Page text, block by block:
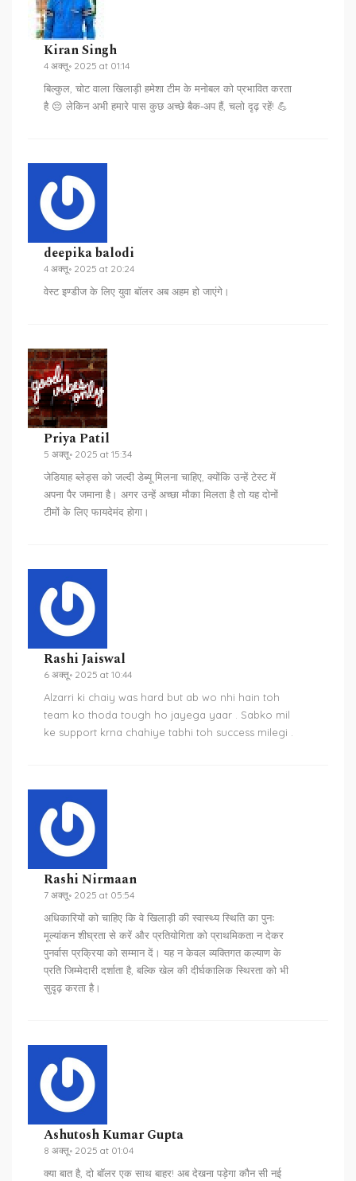
Kiran Singh
4 अक्तू॰ 2025 at 01:14
बिल्कुल, चोट वाला खिलाड़ी हमेशा टीम के मनोबल को प्रभावित करता
है 😔 लेकिन अभी हमारे पास कुछ अच्छे बैक‑अप हैं, चलो दृढ़ रहें! 💪
deepika balodi
4 अक्तू॰ 2025 at 20:24
वेस्ट इण्डीज के लिए युवा बॉलर अब अहम हो जाएंगे।
Priya Patil
5 अक्तू॰ 2025 at 15:34
जेडियाह ब्लेड्स को जल्दी डेब्यू मिलना चाहिए, क्योंकि उन्हें टेस्ट में
अपना पैर जमाना है। अगर उन्हें अच्छा मौका मिलता है तो यह दोनों
टीमों के लिए फायदेमंद होगा।
Rashi Jaiswal
6 अक्तू॰ 2025 at 10:44
Alzarri ki chaiy was hard but ab wo nhi hain toh
team ko thoda tough ho jayega yaar . Sabko mil
ke support krna chahiye tabhi toh success milegi .
Rashi Nirmaan
7 अक्तू॰ 2025 at 05:54
अधिकारियों को चाहिए कि वे खिलाड़ी की स्वास्थ्य स्थिति का पुनः
मूल्यांकन शीघ्रता से करें और प्रतियोगिता को प्राथमिकता न देकर
पुनर्वास प्रक्रिया को सम्मान दें। यह न केवल व्यक्तिगत कल्याण के
प्रति जिम्मेदारी दर्शाता है, बल्कि खेल की दीर्घकालिक स्थिरता को भी
सुदृढ़ करता है।
Ashutosh Kumar Gupta
8 अक्तू॰ 2025 at 01:04
क्या बात है, दो बॉलर एक साथ बाहर! अब देखना पड़ेगा कौन सी नई